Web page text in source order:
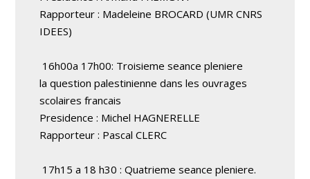
Rapporteur : Madeleine BROCARD (UMR CNRS
IDEES)
16h00a 17h00: Troisieme seance pleniere
la question palestinienne dans les ouvrages
scolaires francais
Presidence : Michel HAGNERELLE
Rapporteur : Pascal CLERC
17h15 a 18 h30 : Quatrieme seance pleniere.